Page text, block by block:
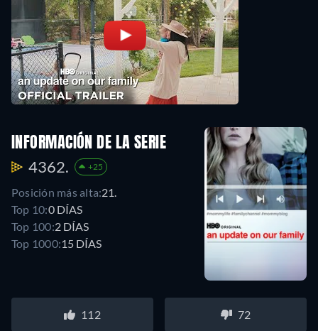
INFORMACIÓN DE LA SERIE
4362. +25
Posición más alta:21.
Top 10:0 DÍAS
Top 100:2 DÍAS
Top 1000:15 DÍAS
112 72